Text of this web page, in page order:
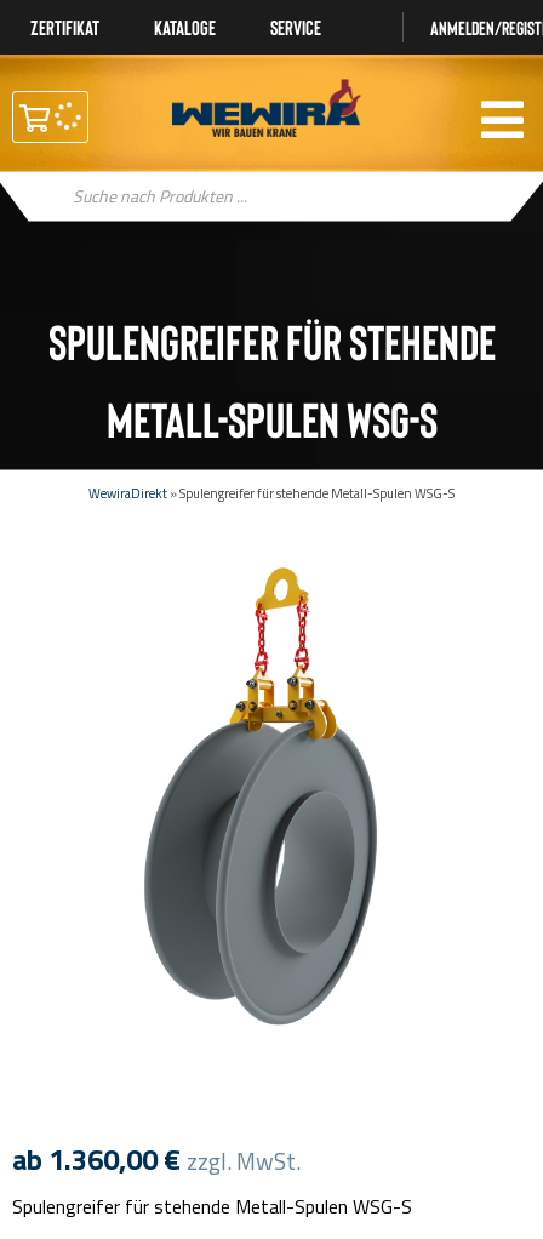
Zertifikat Kataloge Service Anmelden/
Products
search
Spulengreifer für stehende
Metall-Spulen WSG-S
WewiraDirekt»Spulengreifer für stehende Metall-Spulen WSG-S
ab 1.360,00€ zzgl. MwSt.
Spulengreifer für stehende Metall-Spulen WSG-S